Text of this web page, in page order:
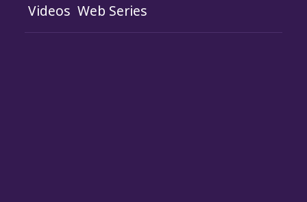
Videos Web Series